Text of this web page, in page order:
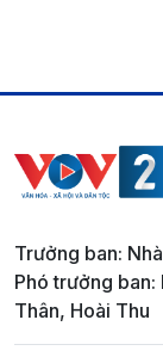
Trưởng ban:
Phó trưởng ban:
Thân, Hoài Thu